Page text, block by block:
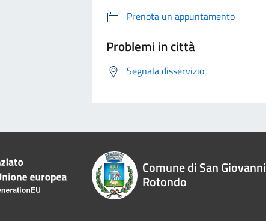
Prenota un appuntamento
Problemi in città
Segnala disservizio
Comune di San Giovanni
Rotondo